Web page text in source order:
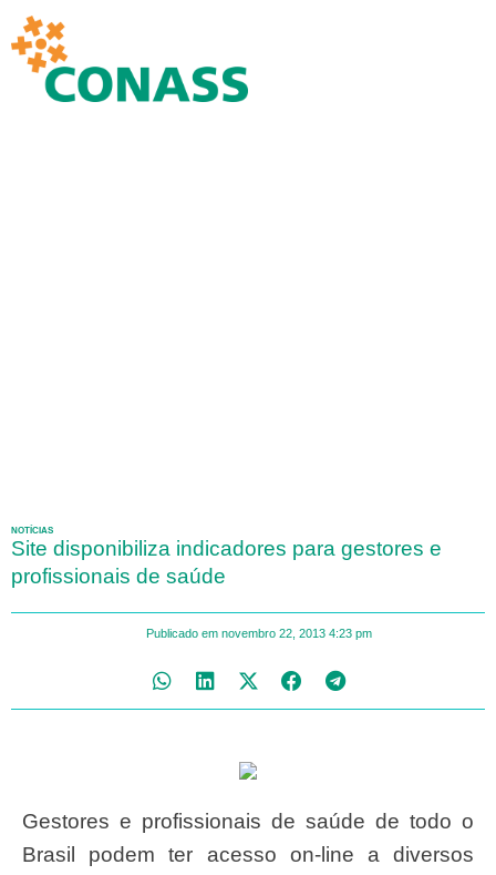
NOTÍCIAS
Site disponibiliza indicadores para gestores e
profissionais de saúde
Publicado em novembro 22, 2013 4:23 pm
Gestores e profissionais de saúde de todo o
Brasil podem ter acesso on-line a diversos